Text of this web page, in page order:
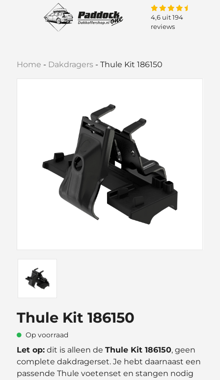
4,6 uit 194
reviews
Home - Dakdragers -Thule Kit 186150
Thule Kit 186150
Op voorraad
Let op: dit is alleen deThule Kit 186150, geen
complete dakdragerset. Je hebt daarnaast een
passende Thule voetenset en stangen nodig